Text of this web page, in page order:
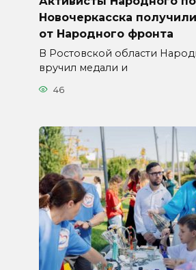
Новочеркасска
от Народного фронта
В Ростовской области
вручил медали и
46